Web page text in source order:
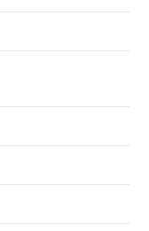
m
4 km
electric, gaz